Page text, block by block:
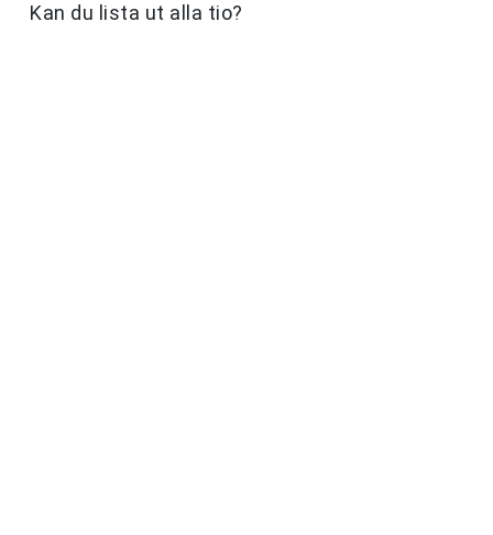
Kan du lista ut alla tio?